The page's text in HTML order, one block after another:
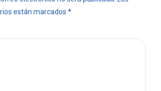
están marcados *